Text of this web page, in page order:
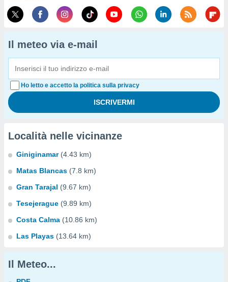
Il meteo via e-mail
Ho letto e accetto la politica sulla privacy
Località nelle vicinanze
Giniginamar (4.43 km)
Matas Blancas (7.8 km)
Gran Tarajal (9.67 km)
Tesejerague (9.89 km)
Costa Calma (10.86 km)
Las Playas (13.64 km)
Il Meteo...